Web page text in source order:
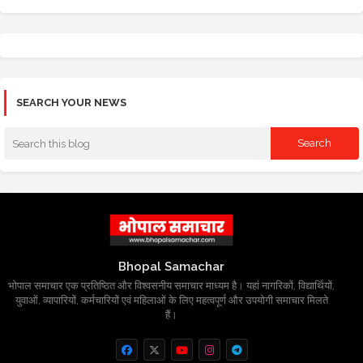
SEARCH YOUR NEWS
Bhopal Samachar
भोपाल समाचार एक प्रतिष्ठित और विश्वसनीय समाचार माध्यम है। यहां नागरिकों, विद्यार्थियों,
युवाओं, व्यापारियों, कर्मचारियों एवं महिलाओं के लिए महत्वपूर्ण और उपयोगी समाचार मिलते
हैं।